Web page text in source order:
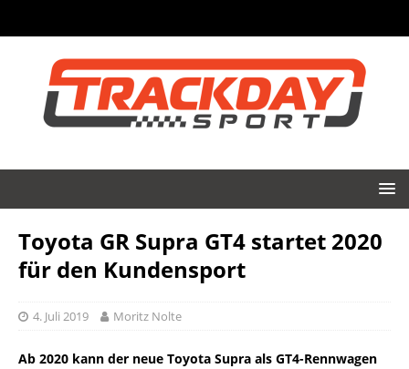
Toyota GR Supra GT4 startet 2020
für den Kundensport
4. Juli 2019 Moritz Nolte
Ab 2020 kann der neue Toyota Supra als GT4-Rennwagen